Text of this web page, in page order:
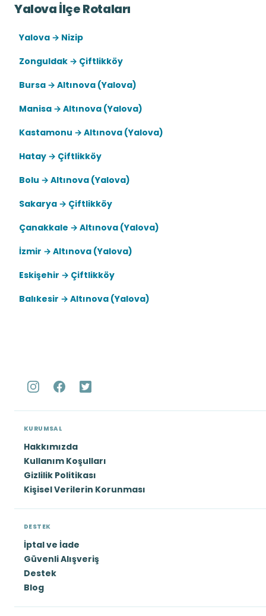
Yalova İlçe Rotaları
Yalova → Nizip
Zonguldak → Çiftlikköy
Bursa → Altınova (Yalova)
Manisa → Altınova (Yalova)
Kastamonu → Altınova (Yalova)
Hatay → Çiftlikköy
Bolu → Altınova (Yalova)
Sakarya → Çiftlikköy
Çanakkale → Altınova (Yalova)
İzmir → Altınova (Yalova)
Eskişehir → Çiftlikköy
Balıkesir → Altınova (Yalova)
KURUMSAL
Hakkımızda
Kullanım Koşulları
Gizlilik Politikası
Kişisel Verilerin Korunması
DESTEK
İptal ve İade
Güvenli Alışveriş
Destek
Blog